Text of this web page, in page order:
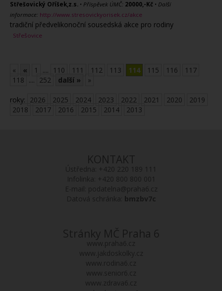
Střešovický Oříšek,z.s. • Příspěvek ÚMČ: 20000,-Kč • Další
informace: http://www.stresovickyorisek.cz/akce
tradiční předvelikonoční sousedská akce pro rodiny
Střešovice
« « 1 .... 110 111 112 113 114 115 116
117
118 .... 252 další » »
roky: 2026 2025 2024 2023 2022 2021 2020
2019
2018
2017 2016 2015 2014 2013
KONTAKT
Ústředna: +420 220 189 111
Infolinka: +420 800 800 001
E-mail: podatelna@praha6.cz
Datová schránka: bmzbv7c
Stránky MČ Praha 6
www.praha6.cz
www.jakdoskolky.cz
www.rodina6.cz
www.senior6.cz
www.zdrava6.cz